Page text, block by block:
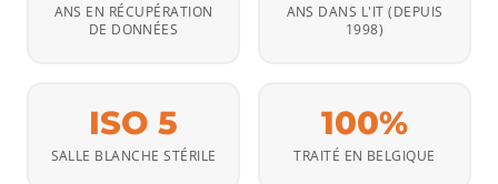
ANS EN RÉCUPÉRATION
DE DONNÉES
ANS DANS L'IT (DEPUIS
1998)
ISO 5
SALLE BLANCHE STÉRILE
100%
TRAITÉ EN BELGIQUE